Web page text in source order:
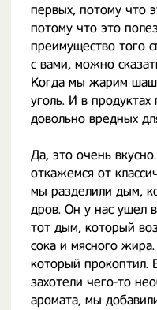
первых, потому что
потому что это
преимущество того
с вами, можно
Когда мы жарим
уголь. И в
довольно вредных
Да, это очень
откажемся от
мы разделили дым,
дров. Он у нас ушел
тот дым, который
сока и мясного
который прокоптил.
захотели чего-то
аромата, мы